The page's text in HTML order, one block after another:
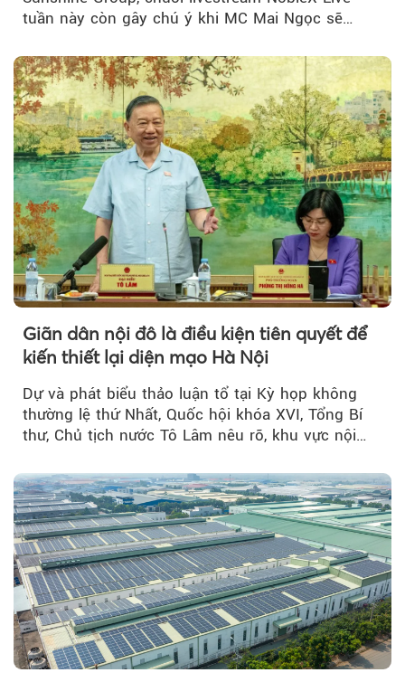
tuần này còn gây chú ý khi MC Mai Ngọc sẽ
Giãn dân nội đô là điều kiện tiên quyết để
kiến thiết lại diện mạo Hà Nội
Dự và phát biểu thảo luận tổ tại Kỳ họp không
thường lệ thứ Nhất, Quốc hội khóa XVI, Tổng Bí
thư, Chủ tịch nước Tô Lâm nêu rõ, khu vực nội